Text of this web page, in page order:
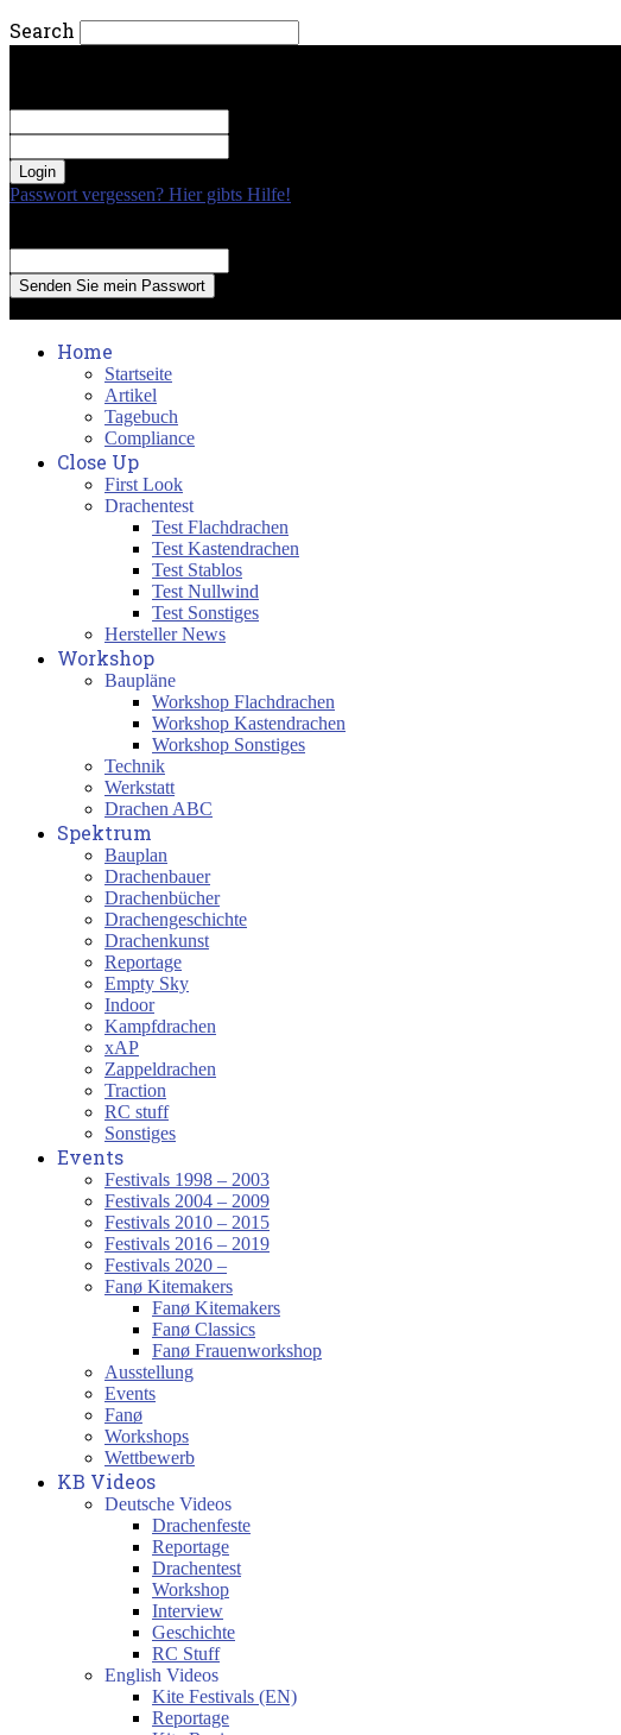
Search
Passwort vergessen? Hier gibts Hilfe!
Home
Startseite
Artikel
Tagebuch
Compliance
Close Up
First Look
Drachentest
Test Flachdrachen
Test Kastendrachen
Test Stablos
Test Nullwind
Test Sonstiges
Hersteller News
Workshop
Baupläne
Workshop Flachdrachen
Workshop Kastendrachen
Workshop Sonstiges
Technik
Werkstatt
Drachen ABC
Spektrum
Bauplan
Drachenbauer
Drachenbücher
Drachengeschichte
Drachenkunst
Reportage
Empty Sky
Indoor
Kampfdrachen
xAP
Zappeldrachen
Traction
RC stuff
Sonstiges
Events
Festivals 1998 – 2003
Festivals 2004 – 2009
Festivals 2010 – 2015
Festivals 2016 – 2019
Festivals 2020 –
Fanø Kitemakers
Fanø Kitemakers
Fanø Classics
Fanø Frauenworkshop
Ausstellung
Events
Fanø
Workshops
Wettbewerb
KB Videos
Deutsche Videos
Drachenfeste
Reportage
Drachentest
Workshop
Interview
Geschichte
RC Stuff
English Videos
Kite Festivals (EN)
Reportage